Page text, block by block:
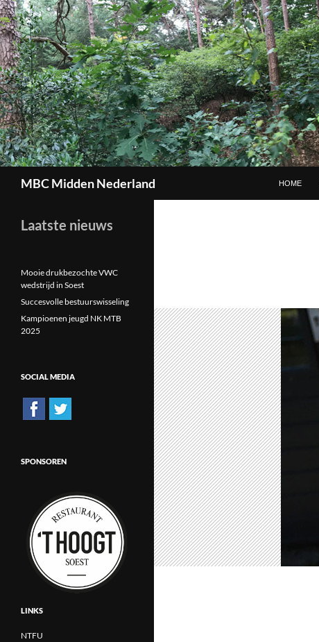
MBC Midden Nederland HOME
Laatste nieuws
Mooie drukbezochte VWC
wedstrijd in Soest
Succesvolle bestuurswisseling
Kampioenen jeugd NK MTB
2025
SOCIAL MEDIA
SPONSOREN
LINKS
NTFU